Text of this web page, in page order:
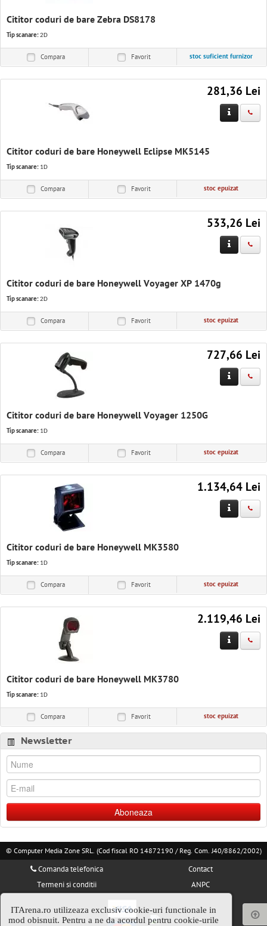
Cititor coduri de bare Zebra DS8178
Tip scanare:2D
Compara Favorit stoc suficient furnizor
281,36 Lei
Cititor coduri de bare Honeywell Eclipse MK5145
Tip scanare: 1D
Compara Favorit stoc epuizat
533,26 Lei
Cititor coduri de bare Honeywell Voyager XP 1470g
Tip scanare:2D
Compara Favorit stoc epuizat
727,66 Lei
Cititor coduri de bare Honeywell Voyager 1250G
Tip scanare: 1D
Compara Favorit stoc epuizat
1.134,64 Lei
Cititor coduri de bare Honeywell MK3580
Tip scanare: 1D
Compara Favorit stoc epuizat
2.119,46 Lei
Cititor coduri de bare Honeywell MK3780
Tip scanare: 1D
Compara Favorit stoc epuizat
Newsletter
Aboneaza
© Computer Media Zone SRL. (Cod fiscal RO 14872190 / Reg. Com. J40/8862/2002)
Comanda telefonica
Termeni si conditii
Contact
ANPC
ITArena.ro utilizeaza exclusiv cookie-uri functionale in
mod obisnuit. Pentru a ne da acordul pentru cookie-urile